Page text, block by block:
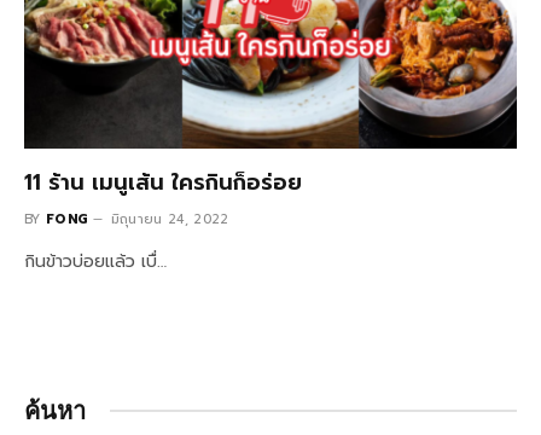
11 ร้าน เมนูเส้น ใครกินก็อร่อย
BY FONG มิถุนายน 24, 2022
กินข้าวบ่อยแล้ว เบื่…
ค้นหา